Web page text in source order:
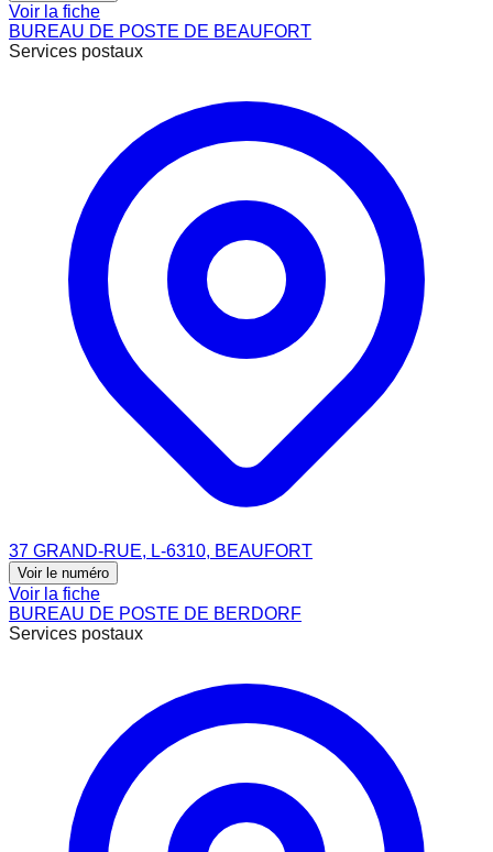
Voir la fiche
BUREAU DE POSTE DE BEAUFORT
Services postaux
37 GRAND-RUE, L-6310, BEAUFORT
Voir le numéro
Voir la fiche
BUREAU DE POSTE DE BERDORF
Services postaux